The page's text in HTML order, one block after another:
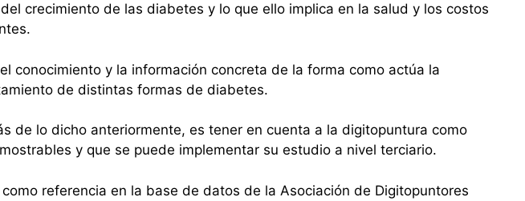
crecimiento de las diabetes y lo que ello implica en la salud y los costos
conocimiento y la información concreta de la forma como actúa la
de distintas formas de diabetes.
de lo dicho anteriormente, es tener en cuenta a la digitopuntura como
y que se puede implementar su estudio a nivel terciario.
referencia en la base de datos de la Asociación de Digitopuntores